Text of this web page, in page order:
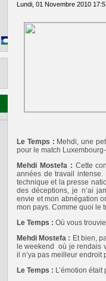
Lundi, 01 Novembre 2010
Le Temps : Mehdi, une
pour le match
Mehdi Mostefa : Cette
années de travail intense.
technique et la presse
des déceptions, je n’ai
envie et mon abnégation
mon pays. Comme quoi le
Le Temps : Où vous
Mehdi Mostefa : Et bien,
le weekend où je rendais
il n’ya pas meilleur endroit
Le Temps : L’émotion